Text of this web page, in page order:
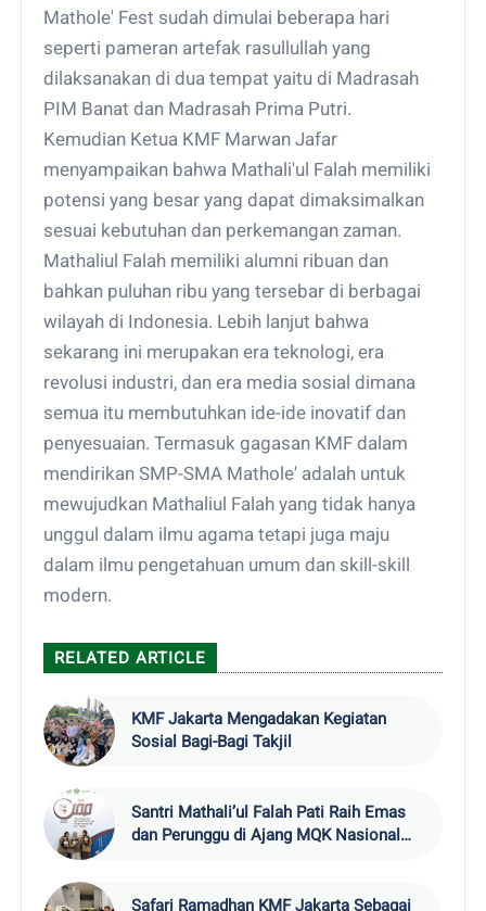
Mathole' Fest sudah dimulai beberapa hari
seperti pameran artefak rasullullah yang
dilaksanakan di dua tempat yaitu di Madrasah
PIM Banat dan Madrasah Prima Putri.
Kemudian Ketua KMF Marwan Jafar
menyampaikan bahwa Mathali'ul Falah memiliki
potensi yang besar yang dapat dimaksimalkan
sesuai kebutuhan dan perkemangan zaman.
Mathaliul Falah memiliki alumni ribuan dan
bahkan puluhan ribu yang tersebar di berbagai
wilayah di Indonesia. Lebih lanjut bahwa
sekarang ini merupakan era teknologi, era
revolusi industri, dan era media sosial dimana
semua itu membutuhkan ide-ide inovatif dan
penyesuaian. Termasuk gagasan KMF dalam
mendirikan SMP-SMA Mathole' adalah untuk
mewujudkan Mathaliul Falah yang tidak hanya
unggul dalam ilmu agama tetapi juga maju
dalam ilmu pengetahuan umum dan skill-skill
modern.
RELATED ARTICLE
KMF Jakarta Mengadakan Kegiatan
Sosial Bagi-Bagi Takjil
Santri Mathali’ul Falah Pati Raih Emas
dan Perunggu di Ajang MQK Nasional
Safari Ramadhan KMF Jakarta Sebagai